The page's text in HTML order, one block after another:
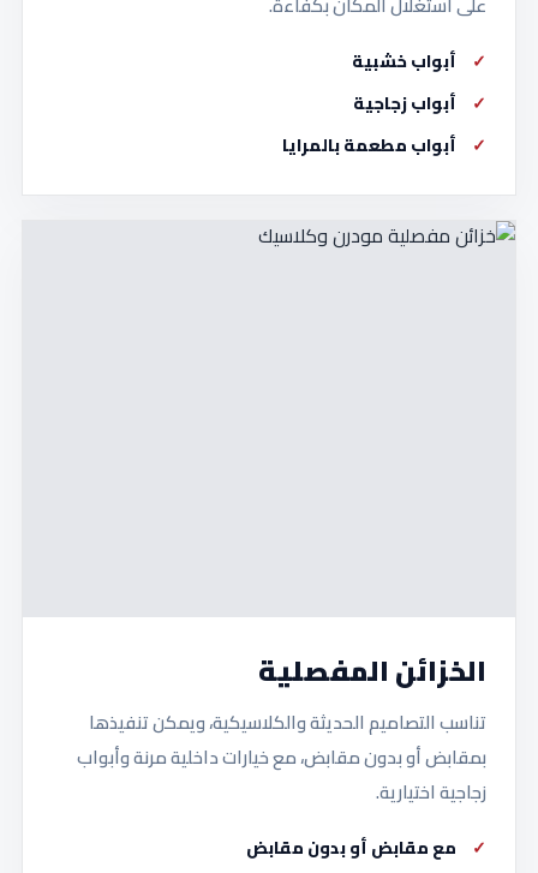
أبواب خشبية
أبواب زجاجية
أبواب مطعمة بالمرايا
الخزائن المفصلية
تناسب التصاميم الحديثة والكلاسيكية، ويمكن تنفيذها
بمقابض أو بدون مقابض، مع خيارات داخلية مرنة وأبواب
زجاجية اختيارية.
مع مقابض أو بدون مقابض